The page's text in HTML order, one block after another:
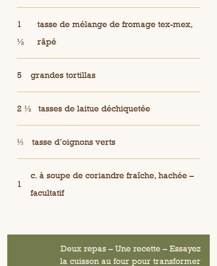
1
½
tasse de mélange de fromage tex-mex,
râpé
5 grandes tortillas
2 ½ tasses de laitue déchiquetée
⅓ tasse d’oignons verts
1
c. à soupe de coriandre fraîche, hachée –
facultatif
Deux repas – Une recette – Essayez
la cuisson au four pour transformer